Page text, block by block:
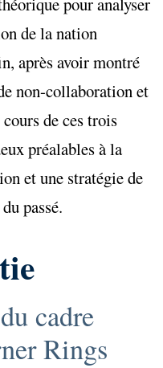
de la nation
après avoir montré
non-collaboration et
de ces trois
préalables à la
et une stratégie de
passé.
cadre
Rings